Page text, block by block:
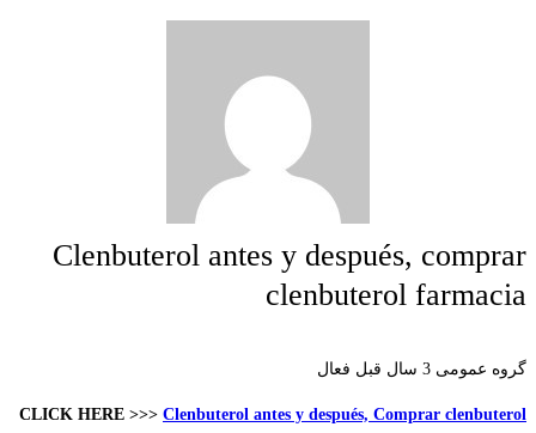
Clenbuterol antes y después, comprar
clenbuterol farmacia
گروه عمومی 3 سال قبل فعال
CLICK HERE >>> Clenbuterol antes y después, Comprar clenbuterol